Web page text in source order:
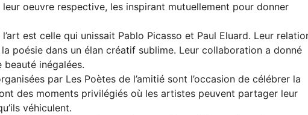
oeuvre respective, les inspirant mutuellement pour donner
est celle qui unissait Pablo Picasso et Paul Eluard. Leur
poésie dans un élan créatif sublime. Leur collaboration a donné
beauté inégalées.
par Les Poètes de l’amitié sont l’occasion de célébrer la
des moments privilégiés où les artistes peuvent partager leur
véhiculent.